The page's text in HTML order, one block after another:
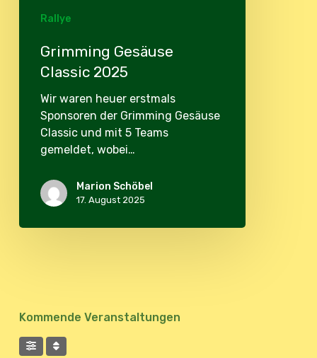
Rallye
Grimming Gesäuse
Classic 2025
Wir waren heuer erstmals
Sponsoren der Grimming Gesäuse
Classic und mit 5 Teams
gemeldet, wobei…
Marion Schöbel
17. August 2025
Kommende Veranstaltungen